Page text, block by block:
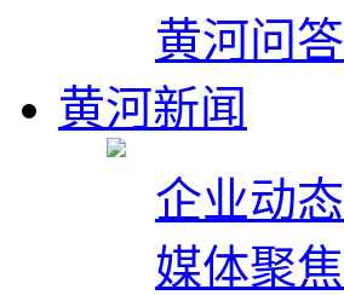
黄河问答
黄河新闻
企业动态
媒体聚焦